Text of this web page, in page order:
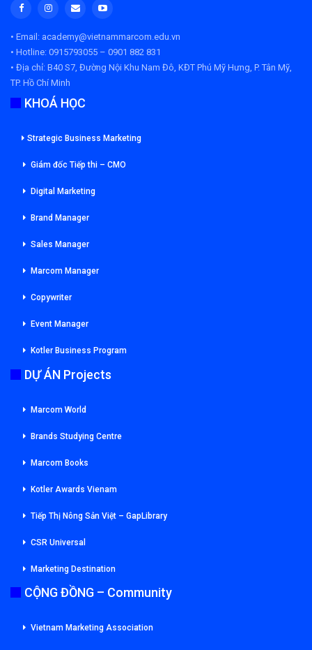
• Email: academy@vietnammarcom.edu.vn
• Hotline: 0915793055 – 0901 882 831
• Địa chỉ: B40 S7, Đường Nội Khu Nam Đô, KĐT Phú Mỹ Hưng, P. Tân Mỹ,
TP. Hồ Chí Minh
KHOÁ HỌC
Strategic Business Marketing
Giám đốc Tiếp thi – CMO
Digital Marketing
Brand Manager
Sales Manager
Marcom Manager
Copywriter
Event Manager
Kotler Business Program
DỰ ÁN Projects
Marcom World
Brands Studying Centre
Marcom Books
Kotler Awards Vienam
Tiếp Thị Nông Sản Việt – GapLibrary
CSR Universal
Marketing Destination
CỘNG ĐỒNG – Community
Vietnam Marketing Association